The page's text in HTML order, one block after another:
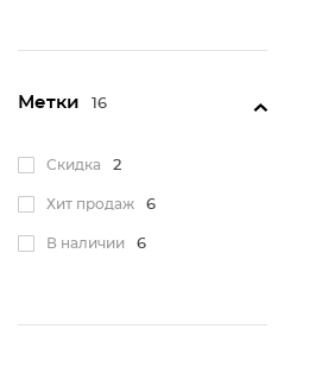
Метки 16
Скидка 2
Хит продаж 6
В наличии 6